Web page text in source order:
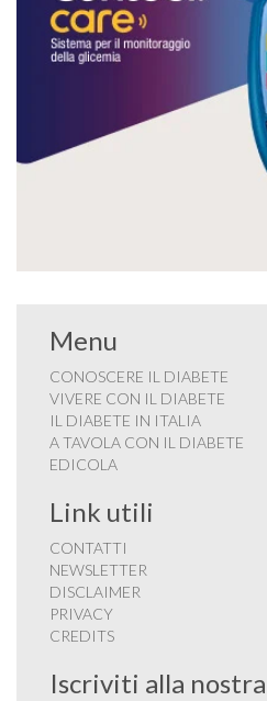
Menu
CONOSCERE IL DIABETE
VIVERE CON IL DIABETE
IL DIABETE IN ITALIA
A TAVOLA CON IL DIABETE
EDICOLA
Link utili
CONTATTI
NEWSLETTER
DISCLAIMER
PRIVACY
CREDITS
Iscriviti alla